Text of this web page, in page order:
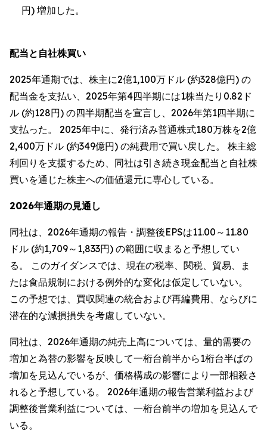
円) 増加した。
配当と自社株買い
2025年通期では、株主に2億1,100万ドル (約328億円) の
配当金を支払い、2025年第4四半期には1株当たり0.82ド
ル (約128円) の四半期配当を宣言し、2026年第1四半期に
支払った。 2025年中に、発行済み普通株式180万株を2億
2,400万ドル (約349億円) の純費用で買い戻した。 株主総
利回りを支援するため、同社は引き続き現金配当と自社株
買いを通じた株主への価値還元に専心している。
2026年通期の見通し
同社は、2026年通期の報告・調整後EPSは11.00～11.80
ドル (約1,709～1,833円) の範囲に収まると予想してい
る。 このガイダンスでは、現在の税率、関税、貿易、ま
たは食品規制における例外的な変化は仮定していない。
この予想では、買収関連の統合および再編費用、ならびに
潜在的な減損損失を考慮していない。
同社は、2026年通期の純売上高については、量的需要の
増加と為替の影響を反映して一桁台前半から1桁台半ばの
増加を見込んでいるが、価格構成の影響により一部相殺さ
れると予想している。 2026年通期の報告営業利益および
調整後営業利益については、一桁台前半の増加を見込んで
いる。